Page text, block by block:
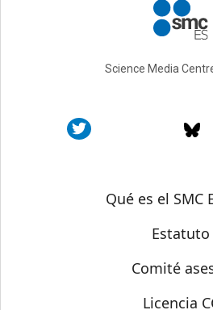
Science Media
Sobre SMC España
Qué es el SMC
Estatuto
Comité
Licencia